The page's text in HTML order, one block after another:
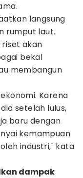
langsung
rumput laut.
riset akan
bekal
membangun
Karena
setelah lulus,
baru dengan
kemampuan
industri," kata
dampak